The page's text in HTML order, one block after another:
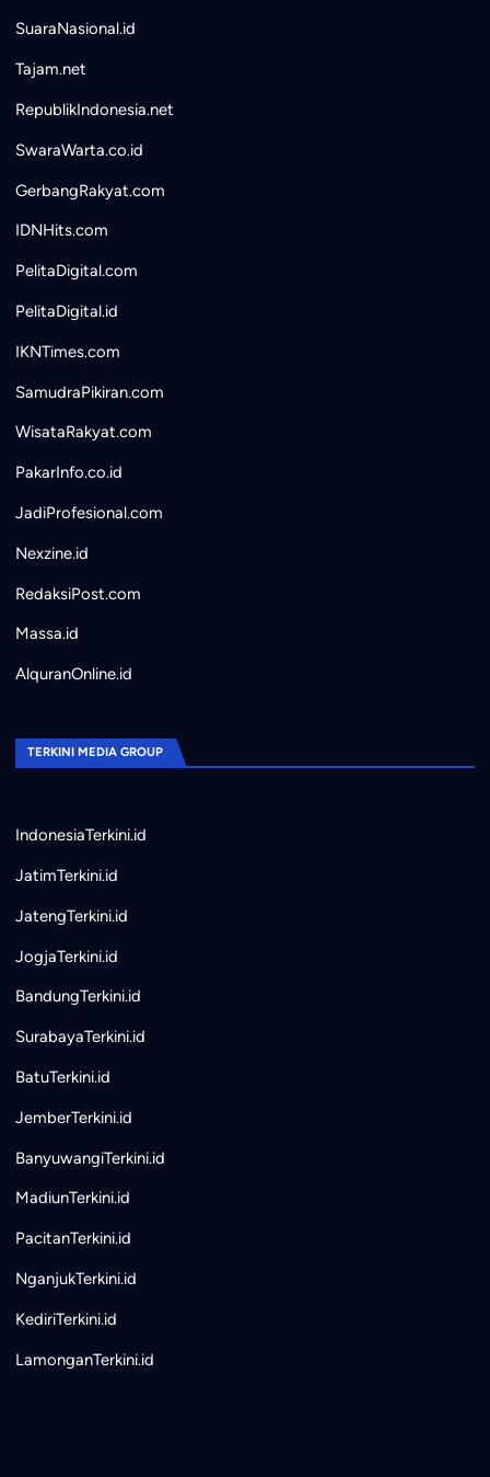
SuaraNasional.id
Tajam.net
RepublikIndonesia.net
SwaraWarta.co.id
GerbangRakyat.com
IDNHits.com
PelitaDigital.com
PelitaDigital.id
IKNTimes.com
SamudraPikiran.com
WisataRakyat.com
PakarInfo.co.id
JadiProfesional.com
Nexzine.id
RedaksiPost.com
Massa.id
AlquranOnline.id
TERKINI MEDIA GROUP
IndonesiaTerkini.id
JatimTerkini.id
JatengTerkini.id
JogjaTerkini.id
BandungTerkini.id
SurabayaTerkini.id
BatuTerkini.id
JemberTerkini.id
BanyuwangiTerkini.id
MadiunTerkini.id
PacitanTerkini.id
NganjukTerkini.id
KediriTerkini.id
LamonganTerkini.id